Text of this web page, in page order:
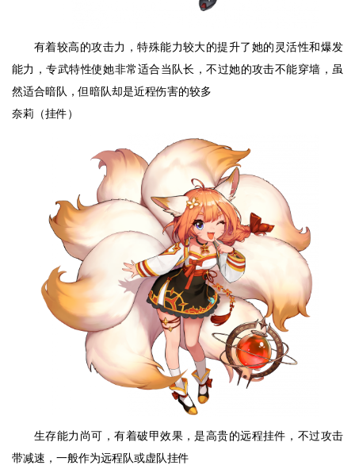
有着较高的攻击力，特殊能力较大的提升了她的灵活性和爆发
能力，专武特性使她非常适合当队长，不过她的攻击不能穿墙，虽
然适合暗队，但暗队却是近程伤害的较多
奈莉（挂件）
生存能力尚可，有着破甲效果，是高贵的远程挂件，不过攻击
带减速，一般作为远程队或虚队挂件